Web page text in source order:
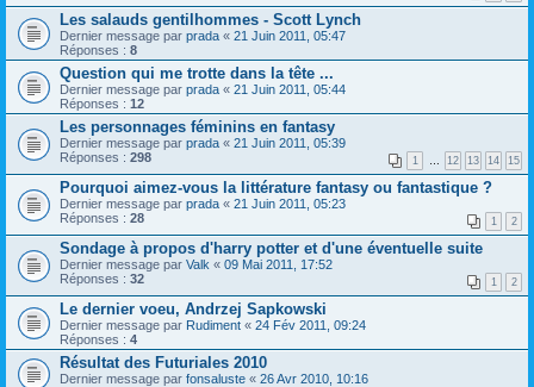
Les salauds gentilhommes - Scott Lynch
Dernier message par prada « 21 Juin 2011, 05:47
Réponses : 8
Question qui me trotte dans la tête ...
Dernier message par prada « 21 Juin 2011, 05:44
Réponses : 12
Les personnages féminins en fantasy
Dernier message par prada « 21 Juin 2011, 05:39
Réponses : 298 1 … 12 13 14 15
Pourquoi aimez-vous la littérature fantasy ou fantastique ?
Dernier message par prada « 21 Juin 2011, 05:23
Réponses : 28 1 2
Sondage à propos d'harry potter et d'une éventuelle suite
Dernier message par Valk « 09 Mai 2011, 17:52
Réponses : 32 1 2
Le dernier voeu, Andrzej Sapkowski
Dernier message par Rudiment « 24 Fév 2011, 09:24
Réponses : 4
Résultat des Futuriales 2010
Dernier message par fonsaluste « 26 Avr 2010, 10:16